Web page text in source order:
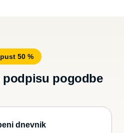
50 %
podpisu pogodbe
dnevnik